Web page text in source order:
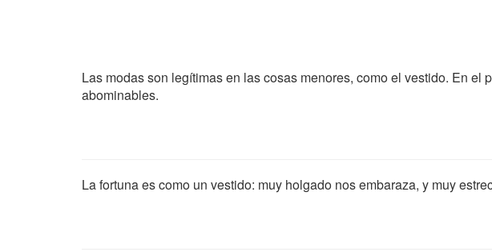
Las modas son legítimas en las cosas menores, como el vestido. En el
abominables.
La fortuna es como un vestido: muy holgado nos embaraza, y muy